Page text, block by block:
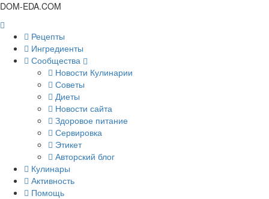
DOM-EDA.COM
Рецепты
Ингредиенты
Сообщества
Новости Кулинарии
Советы
Диеты
Новости сайта
Здоровое питание
Сервировка
Этикет
Авторский блог
Кулинары
Активность
Помощь